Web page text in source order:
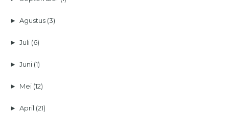
►Agustus (3)
►Juli (6)
►Juni (1)
► Mei (12)
►April (21)